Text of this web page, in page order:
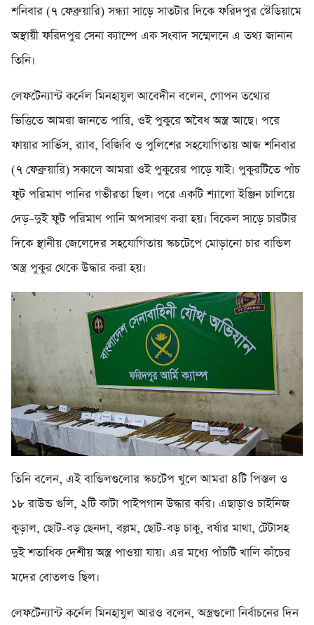
শনিবার (৭ ফেব্রুয়ারি) সন্ধ্যা সাড়ে সাতটার দিকে ফরিদপুর স্টেডিয়ামে
অস্থায়ী ফরিদপুর সেনা ক্যাম্পে এক সংবাদ সম্মেলনে এ তথ্য জানান
তিনি।
লেফটেন্যান্ট কর্নেল মিনহাযুল আবেদীন বলেন, গোপন তথ্যের
ভিত্তিতে আমরা জানতে পারি, ওই পুকুরে অবৈধ অস্ত্র আছে। পরে
ফায়ার সার্ভিস, র‍্যাব, বিজিবি ও পুলিশের সহযোগিতায় আজ শনিবার
(৭ ফেব্রুয়ারি) সকালে আমরা ওই পুকুরের পাড়ে যাই। পুকুরটিতে পাঁচ
ফুট পরিমাণ পানির গভীরতা ছিল। পরে একটি শ্যালো ইঞ্জিন চালিয়ে
দেড়–দুই ফুট পরিমাণ পানি অপসারণ করা হয়। বিকেল সাড়ে চারটার
দিকে স্থানীয় জেলেদের সহযোগিতায় স্কচটেপে মোড়ানো চার বান্ডিল
অস্ত্র পুকুর থেকে উদ্ধার করা হয়।
তিনি বলেন, এই বান্ডিলগুলোর স্কচটেপ খুলে আমরা ৪টি পিস্তল ও
১৮ রাউন্ড গুলি, ২টি কাটা পাইপগান উদ্ধার করি। এছাড়াও চাইনিজ
কুড়াল, ছোট-বড় ছেনদা, বল্লম, ছোট-বড় চাকু, বর্ষার মাথা, টেটাসহ
দুই শতাধিক দেশীয় অস্ত্র পাওয়া যায়। এর মধ্যে পাঁচটি খালি কাঁচের
মদের বোতলও ছিল।
লেফটেন্যান্ট কর্নেল মিনহাযুল আরও বলেন, অস্ত্রগুলো নির্বাচনের দিন